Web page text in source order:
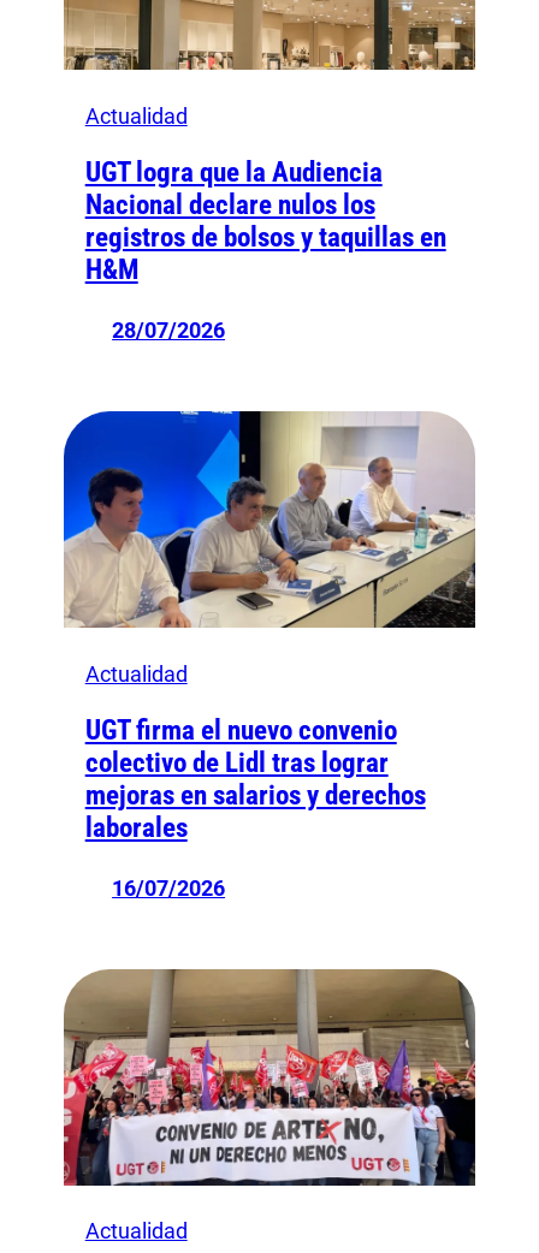
Actualidad
UGT logra que la Audiencia
Nacional declare nulos los
registros de bolsos y taquillas en
H&M
28/07/2026
Actualidad
UGT firma el nuevo convenio
colectivo de Lidl tras lograr
mejoras en salarios y derechos
laborales
16/07/2026
Actualidad